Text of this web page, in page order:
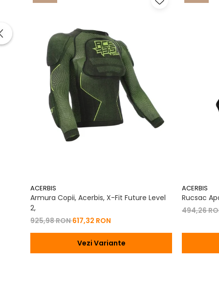
ACERBIS
Armura Copii, Acerbis, X-Fit Future Level
2,
925,98 RON617,32 RON
Vezi Variante
ACERBIS
Rucsac
494,26